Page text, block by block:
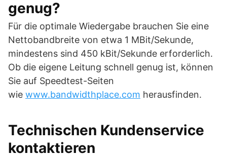
genug?
Für die optimale Wiedergabe brauchen Sie eine
Nettobandbreite von etwa 1 MBit/Sekunde,
mindestens sind 450 kBit/Sekunde erforderlich.
Ob die eigene Leitung schnell genug ist, können
Sie auf Speedtest-Seiten
wie www.bandwidthplace.com herausfinden.
Technischen Kundenservice
kontaktieren